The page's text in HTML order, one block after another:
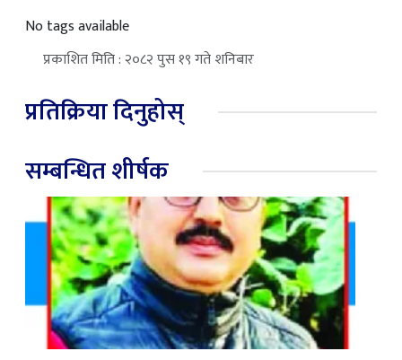
No tags available
प्रकाशित मिति : २०८२ पुस १९ गते शनिबार
प्रतिक्रिया दिनुहोस्
सम्बन्धित शीर्षक